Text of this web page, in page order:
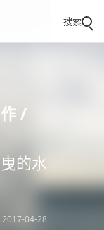
搜索
/
的水
2017-04-28